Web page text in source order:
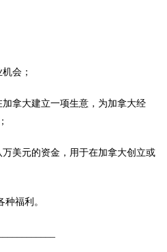
会；
拿大建立一项生意，为加拿大经
美元的资金，用于在加拿大创立或
福利。